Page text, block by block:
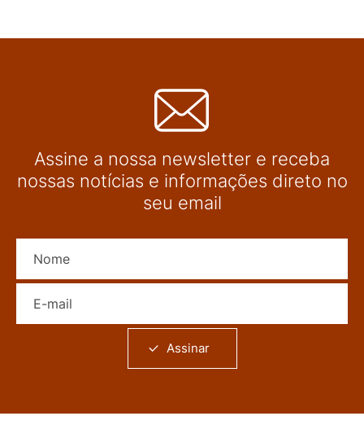
Assine a nossa newsletter e receba
nossas notícias e informações direto no
seu email
Assinar